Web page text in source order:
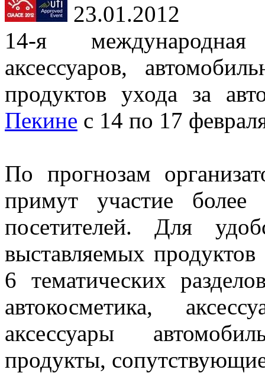
23.01.2012
14-я
аксессуаров,
продуктов ухода за
Пекине с 14 по 17
По прогнозам
примут участие
посетителей. Для
выставляемых продуктов
6 тематических
автокосметика,
аксессуары
продукты,